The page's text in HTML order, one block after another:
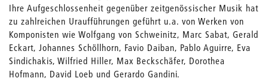
Ihre Aufgeschlossenheit gegenüber zeitgenössischer Musik hat
zu zahlreichen Uraufführungen geführt u.a. von Werken von
Komponisten wie Wolfgang von Schweinitz, Marc Sabat, Gerald
Eckart, Johannes Schöllhorn, Favio Daiban, Pablo Aguirre, Eva
Sindichakis, Wilfried Hiller, Max Beckschäfer, Dorothea
Hofmann, David Loeb und Gerardo Gandini.